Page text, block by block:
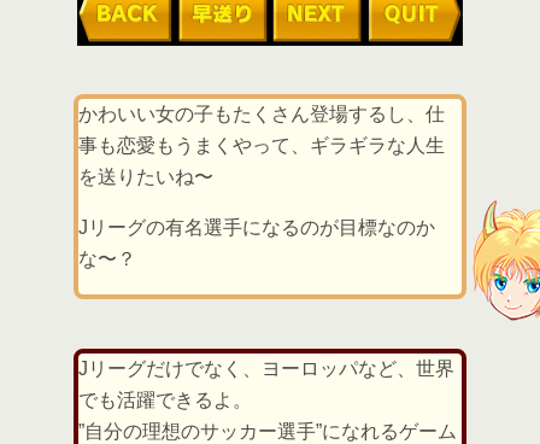
かわいい女の子もたくさん登場するし、仕
事も恋愛もうまくやって、ギラギラな人生
を送りたいね〜
Jリーグの有名選手になるのが目標なのか
な〜？
Jリーグだけでなく、ヨーロッパなど、世界
でも活躍できるよ。
”自分の理想のサッカー選手”になれるゲーム